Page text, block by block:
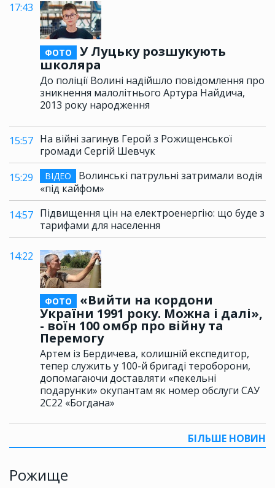
17:43
ФОТО
У Луцьку розшукують
школяра
До поліції Волині надійшло повідомлення про
зникнення малолітнього Артура Найдича,
2013 року народження
15:57 На війні загинув Герой з Рожищенської
громади Сергій Шевчук
15:29
ВІДЕО
Волинські патрульні затримали водія
«під кайфом»
14:57 Підвищення цін на електроенергію: що буде з
тарифами для населення
14:22
ФОТО
«Вийти на кордони
України 1991 року. Можна і далі»,
- воїн 100 омбр про війну та
Перемогу
Артем із Бердичева, колишній експедитор,
тепер служить у 100-й бригаді тероборони,
допомагаючи доставляти «пекельні
подарунки» окупантам як номер обслуги САУ
2С22 «Богдана»
БІЛЬШЕ НОВИН
Рожище